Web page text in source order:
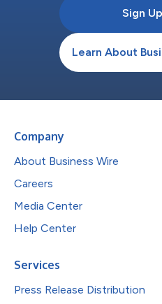
Sign Up
Learn About
Company
About Business Wire
Careers
Media Center
Help Center
Services
Press Release Distribution